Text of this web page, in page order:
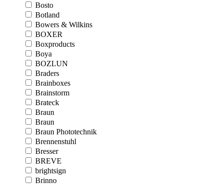
Bosto
Botland
Bowers & Wilkins
BOXER
Boxproducts
Boya
BOZLUN
Braders
Brainboxes
Brainstorm
Brateck
Braun
Braun
Braun Phototechnik
Brennenstuhl
Bresser
BREVE
brightsign
Brinno